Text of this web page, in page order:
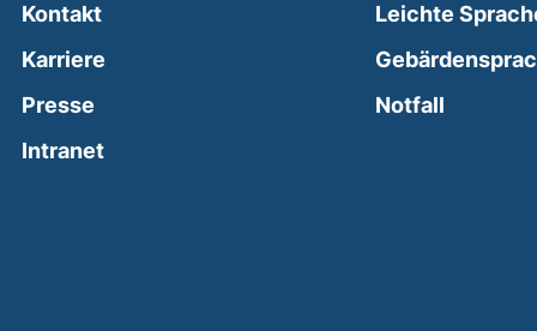
Kontakt
Karriere
Presse
Intranet(external link, opens in a new window)
Leichte
Notfall